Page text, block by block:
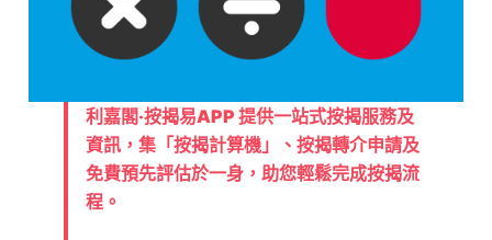
利嘉閣‧按揭易APP 提供一站式按揭服務及
資訊，集「按揭計算機」、按揭轉介申請及
免費預先評估於一身，助您輕鬆完成按揭流
程。